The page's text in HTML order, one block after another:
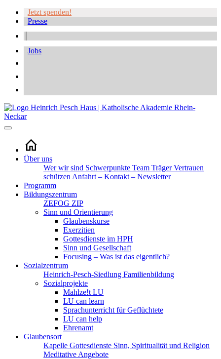
Jetzt spenden!
Presse
Jobs
Über uns
Wer wir sind Schwerpunkte Team TrägerVertrauen
schützen Anfahrt – Kontakt – Newsletter
Programm
Bildungszentrum
ZEFOG ZIP
Sinn und Orientierung
Glaubenskurse
Exerzitien
Gottesdienste im HPH
Sinn und Gesellschaft
Focusing – Was ist das eigentlich?
Sozialzentrum
Heinrich-Pesch-Siedlung Familienbildung
Sozialprojekte
Mahlze!t LU
LU can learn
Sprachunterricht für Geflüchtete
LU can help
Ehrenamt
Glaubensort
Kapelle Gottesdienste Sinn, Spiritualität und Religion
Meditative Angebote